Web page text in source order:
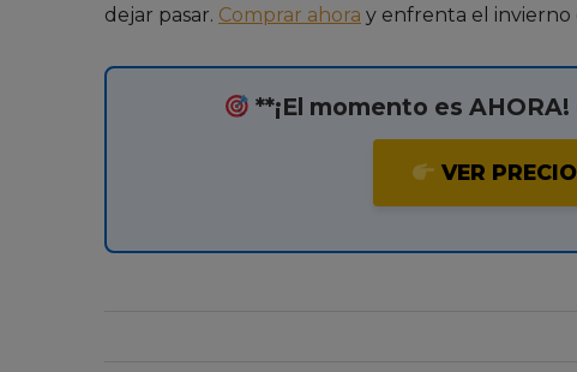
dejar pasar. Comprar ahora y enfrenta el invierno
**¡El momento es
VER